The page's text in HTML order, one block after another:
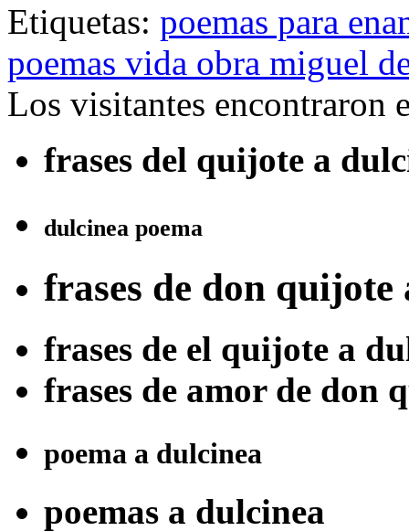
Etiquetas: poemas para
poemas vida obra miguel
Los visitantes encontraron
frases del quijote a
dulcinea poema
frases de don quijote
frases de el quijote a
frases de amor de don
poema a dulcinea
poemas a dulcinea